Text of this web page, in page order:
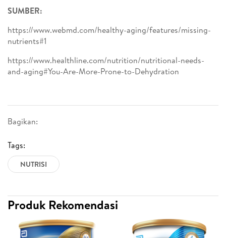
Bagikan:
Tags:
NUTRISI
SUMBER:
https://www.webmd.com/healthy-aging/features/missing-
nutrients#1
https://www.healthline.com/nutrition/nutritional-needs-
and-aging#You-Are-More-Prone-to-Dehydration
Produk Rekomendasi